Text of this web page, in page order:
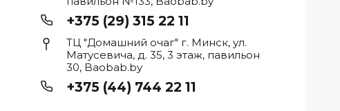
+375 (29) 315 22 11
ТЦ "Домашний очаг" г. Минск, ул.
Матусевича, д. 35, 3 этаж, павильон
30, Baobab.by
+375 (44) 744 22 11